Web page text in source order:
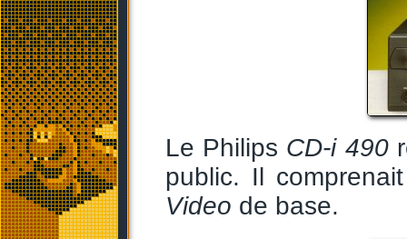
Le Philips CD-i 490
public. Il
Video de base.